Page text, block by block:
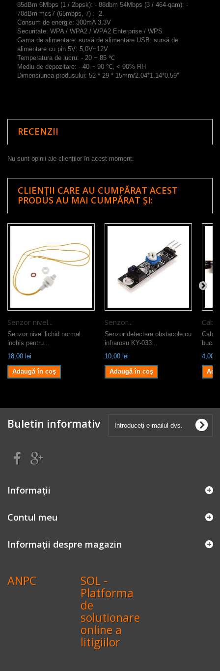
85dBm 6Mbps (1 / 2bpsk): - 88dbm 54Mbps (3 / 464-qam): -
70dBm mcs7 (65mbps, 7) : -2.
Consum de energie: 300mA 3.3V
Securitate: WPA / WPA2 / WPA2 Enterprise / WPS
Gama de alimentare: sursă de alimentare USB: sursă de
alimentare cu pin 5V: 5,0V~12V
Temperatura de lucru: - 20 ~ 85 ℃
Mediu de depozitare: - 40 ~ 90 ℃, < 90% RH
Dimensiunea produsului: 52 * 29 * 15mm/2.04*1.14*0.59''
RECENZII
Nu sunt opinii ale clienților în acest moment.
CLIENȚII CARE AU CUMPĂRAT ACEST
PRODUS AU MAI CUMPĂRAT ȘI:
Senzor nivel...
Senzor nivel lichid normal
inchis pentru...
18,00 lei
Adaugă în coş
Senzor...
Senzor detectare obstacole cu
infrarosu KY-033...
10,00 lei
Adaugă în coş
bucati
4,00
Buletin informativ
Informaţii
Contul meu
Informații despre magazin
ANPC SOL -
Platforma
de
solutionare
online a
litigiilor